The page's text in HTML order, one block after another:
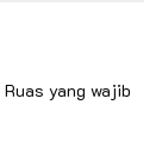
Ruas yang wajib